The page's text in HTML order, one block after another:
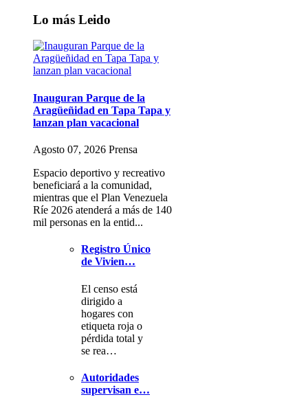
Lo más Leido
Inauguran Parque de la
Aragüeñidad en Tapa Tapa y
lanzan plan vacacional
Agosto 07, 2026 Prensa
Espacio deportivo y recreativo
beneficiará a la comunidad,
mientras que el Plan Venezuela
Ríe 2026 atenderá a más de 140
mil personas en la entid...
Registro Único
de Vivien…
El censo está
dirigido a
hogares con
etiqueta roja o
pérdida total y
se rea…
Autoridades
supervisan e…